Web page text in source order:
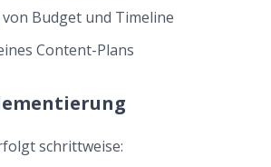
Budget und Timeline
Content-Plans
schrittweise: